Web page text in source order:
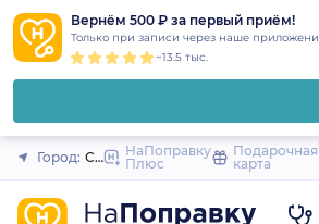
Вернём 500 ₽ за первый приём!
Только при записи через наше
~13.5 тыс.
Закрыть
Город: Санкт-Петербург
НаПоправку
Плюс
Подарочная
карта